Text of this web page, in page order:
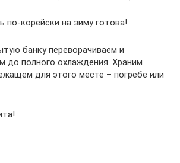
по-корейски на зиму готова!
банку переворачиваем и
до полного охлаждения. Храним
для этого месте – погребе или